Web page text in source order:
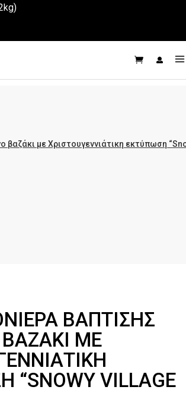
βαζάκι με Χριστουγεννιάτικη εκτύπωση
ΒΆΠΤΙΣΗΣ
ΜΕ
“SNOWY VILLAGE